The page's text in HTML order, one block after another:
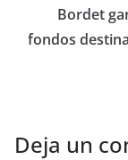
Bordet
fondos
Deja un